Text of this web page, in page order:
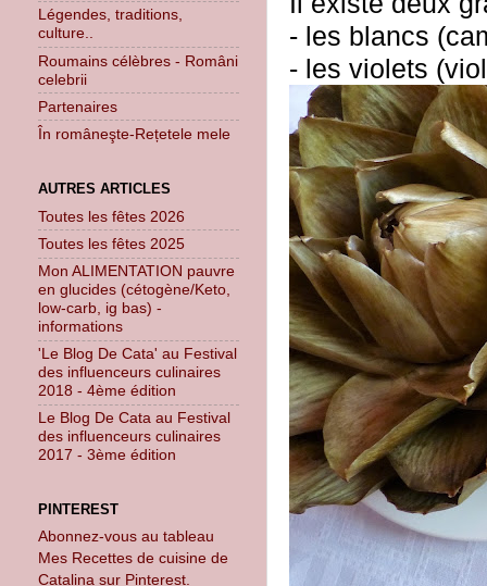
- les blancs
- les violets
Légendes, traditions,
culture..
Roumains célèbres - Români
celebrii
Partenaires
În româneşte-Rețetele mele
AUTRES ARTICLES
Toutes les fêtes 2026
Toutes les fêtes 2025
Mon ALIMENTATION pauvre
en glucides (cétogène/Keto,
low-carb, ig bas) -
informations
'Le Blog De Cata' au Festival
des influenceurs culinaires
2018 - 4ème édition
Le Blog De Cata au Festival
des influenceurs culinaires
2017 - 3ème édition
PINTEREST
Abonnez-vous au tableau
Mes Recettes de cuisine de
Catalina sur Pinterest.